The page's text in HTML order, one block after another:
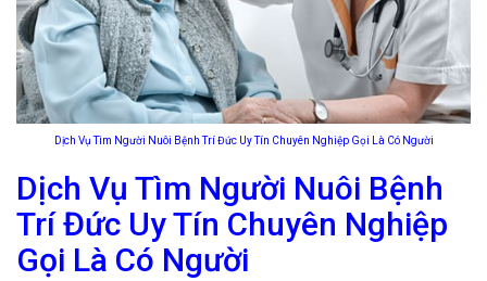
Dịch Vụ Tìm Người Nuôi Bệnh Trí Đức Uy Tín Chuyên Nghiệp Gọi Là Có Người
Dịch Vụ Tìm Người Nuôi Bệnh
Trí Đức Uy Tín Chuyên Nghiệp
Gọi Là Có Người